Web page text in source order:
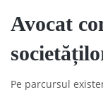
Avocat
Pe parcursul